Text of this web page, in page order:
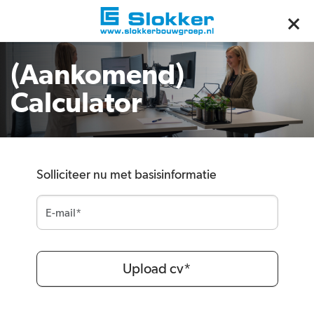
(Aankomend)
Calculator
Solliciteer nu met basisinformatie
Upload cv*